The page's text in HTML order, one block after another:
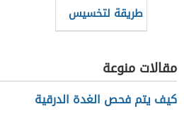
طريقة لتخسيس
الأرداف
مقالات منوعة
كيف يتم فحص الغدة الدرقية